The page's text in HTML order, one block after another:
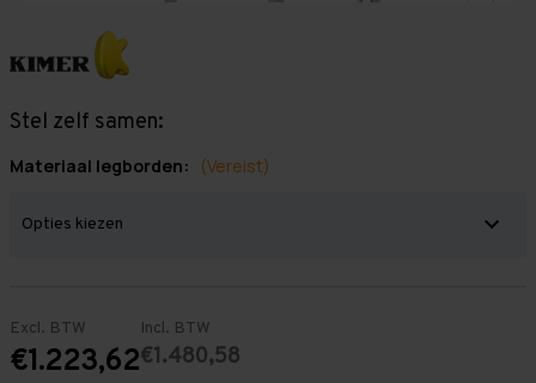
Stel zelf samen:
Materiaal legborden: (Vereist)
Excl. BTW
€1.223,62
Incl. BTW
€1.480,58